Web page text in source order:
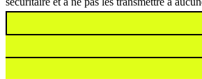
Consultez l’appel